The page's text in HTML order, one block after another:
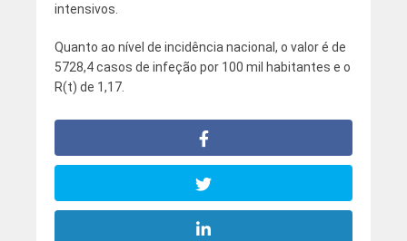
intensivos.
Quanto ao nível de incidência nacional, o valor é de
5728,4 casos de infeção por 100 mil habitantes e o
R(t) de 1,17.